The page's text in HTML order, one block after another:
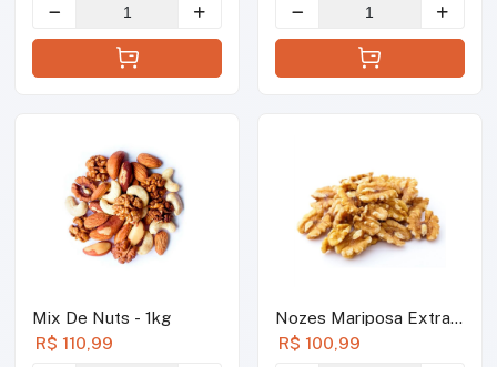
Mix De Nuts - 1kg
R$ 110,99
Nozes Mariposa Extra
Large - 1kg
R$ 100,99